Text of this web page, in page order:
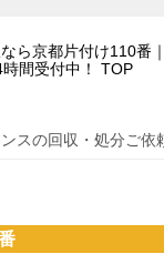
なら京都片付け110番
間受付中！
TOP
ンスの回収・処分ご